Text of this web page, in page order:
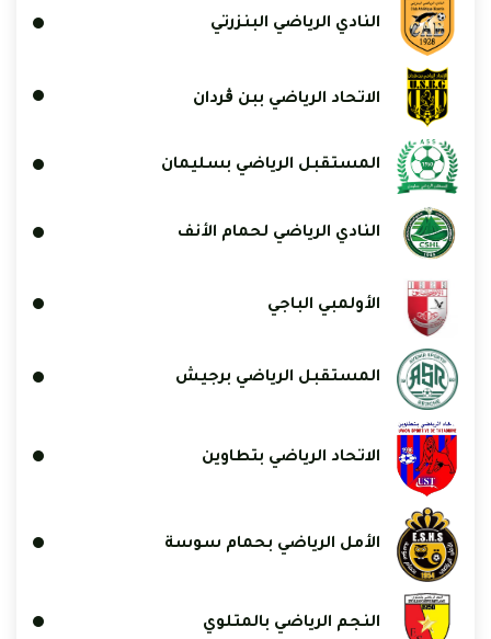
النادي الرياضي البنزرتي
الاتحاد الرياضي ببن ڨردان
المستقبل الرياضي بسليمان
النادي الرياضي لحمام الأنف
الأولمبي الباجي
المستقبل الرياضي برجيش
الاتحاد الرياضي بتطاوين
الأمل الرياضي بحمام سوسة
النجم الرياضي بالمتلوي